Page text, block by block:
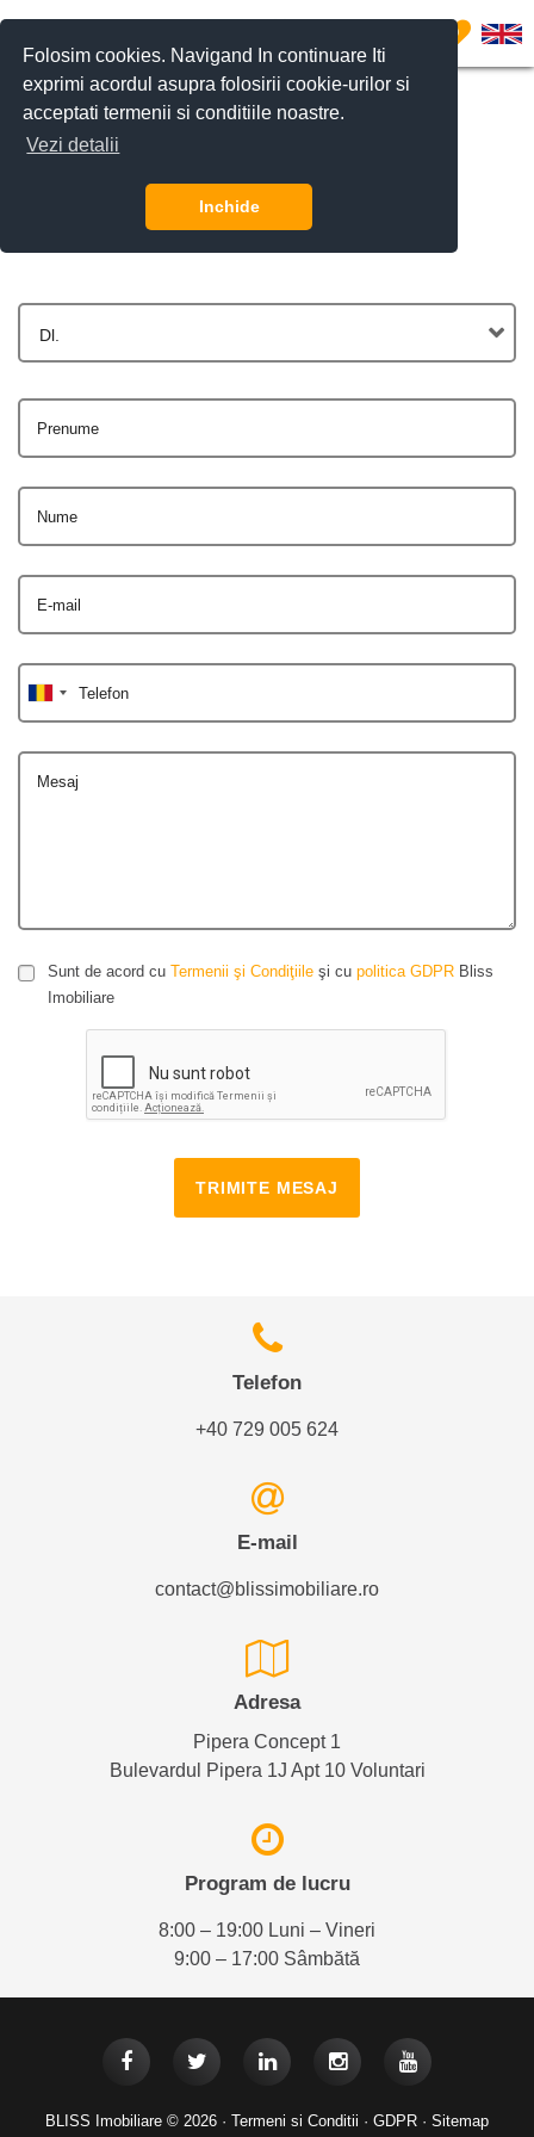
Folosim cookies. Navigand In continuare Iti
exprimi acordul asupra folosirii cookie-urilor si
acceptati termenii si conditiile noastre.
Vezi detalii
Inchide
0
Contactează-ne
Dl.
Prenume
Nume
E-mail
Telefon
Mesaj
Sunt de acord cu Termenii şi Condiţiile şi cu politica GDPR Bliss
Imobiliare
TRIMITE MESAJ
Telefon
+40 729 005 624
E-mail
contact@blissimobiliare.ro
Adresa
Pipera Concept 1
Bulevardul Pipera 1J Apt 10 Voluntari
Program de lucru
8:00 – 19:00 Luni – Vineri
9:00 – 17:00 Sâmbătă
BLISS Imobiliare © 2026 · Termeni si Conditii · GDPR · Sitemap